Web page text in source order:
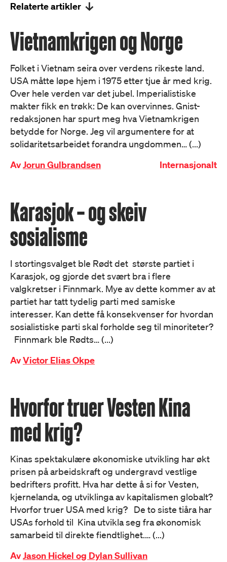
Relaterte artikler
Vietnamkrigen og Norge
Folket i Vietnam seira over verdens rikeste land.
USA måtte løpe hjem i 1975 etter tjue år med krig.
Over hele verden var det jubel. Imperialistiske
makter fikk en trøkk: De kan overvinnes. Gnist-
redaksjonen har spurt meg hva Vietnamkrigen
betydde for Norge. Jeg vil argumentere for at
solidaritetsarbeidet forandra ungdommen… (...)
AvJorun Gulbrandsen Internasjonalt
Karasjok – og skeiv
sosialisme
I stortingsvalget ble Rødt det største partiet i
Karasjok, og gjorde det svært bra i flere
valgkretser i Finnmark. Mye av dette kommer av at
partiet har tatt tydelig parti med samiske
interesser. Kan dette få konsekvenser for hvordan
sosialistiske parti skal forholde seg til minoriteter?
Finnmark ble Rødts… (...)
AvVictor Elias Okpe
Hvorfor truer Vesten Kina
med krig?
Kinas spektakulære økonomiske utvikling har økt
prisen på arbeidskraft og undergravd vestlige
bedrifters profitt. Hva har dette å si for Vesten,
kjernelanda, og utviklinga av kapitalismen globalt?
Hvorfor truer USA med krig? De to siste tiåra har
USAs forhold til Kina utvikla seg fra økonomisk
samarbeid til direkte fiendtlighet.… (...)
AvJason Hickel og Dylan Sullivan